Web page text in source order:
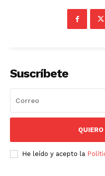
Suscríbete
He leído y acepto la